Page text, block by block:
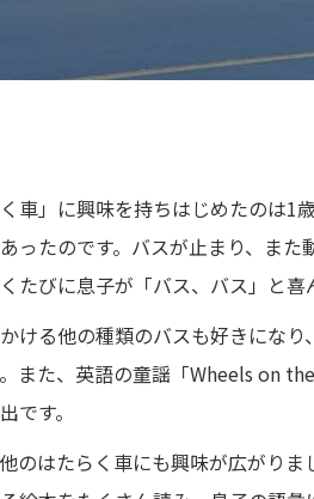
車」に興味を持ちはじめたのは1
ったのです。バスが止まり、ま
たびに息子が「バス、バス」と喜
ける他の種類のバスも好きにな
また、英語の童謡「Wheels on
です。
のはたらく車にも興味が広がり